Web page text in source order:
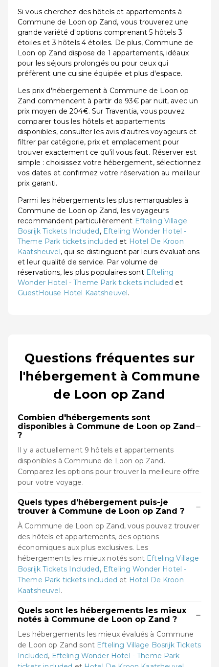
Si vous cherchez des hôtels et appartements à
Commune de Loon op Zand, vous trouverez une
grande variété d'options comprenant 5 hôtels 3
étoiles et 3 hôtels 4 étoiles. De plus, Commune de
Loon op Zand dispose de 1 appartements, idéaux
pour les séjours prolongés ou pour ceux qui
préfèrent une cuisine équipée et plus d'espace.
Les prix d'hébergement à Commune de Loon op
Zand commencent à partir de 93€ par nuit, avec un
prix moyen de 204€. Sur Traventia, vous pouvez
comparer tous les hôtels et appartements
disponibles, consulter les avis d'autres voyageurs et
filtrer par catégorie, prix et emplacement pour
trouver exactement ce qu'il vous faut. Réserver est
simple : choisissez votre hébergement, sélectionnez
vos dates et confirmez votre réservation au meilleur
prix garanti.
Parmi les hébergements les plus remarquables à
Commune de Loon op Zand, les voyageurs
recommandent particulièrement Efteling Village
Bosrijk Tickets Included, Efteling Wonder Hotel -
Theme Park tickets included et Hotel De Kroon
Kaatsheuvel, qui se distinguent par leurs évaluations
et leur qualité de service. Par volume de
réservations, les plus populaires sont Efteling
Wonder Hotel - Theme Park tickets included et
GuestHouse Hotel Kaatsheuvel.
Questions fréquentes sur
l'hébergement à Commune
de Loon op Zand
Combien d'hébergements sont
disponibles à Commune de Loon op Zand
?
−
Il y a actuellement 9 hôtels et appartements
disponibles à Commune de Loon op Zand.
Comparez les options pour trouver la meilleure offre
pour votre voyage.
Quels types d'hébergement puis-je
trouver à Commune de Loon op Zand ?
−
À Commune de Loon op Zand, vous pouvez trouver
des hôtels et appartements, des options
économiques aux plus exclusives. Les
hébergements les mieux notés sont Efteling Village
Bosrijk Tickets Included, Efteling Wonder Hotel -
Theme Park tickets included et Hotel De Kroon
Kaatsheuvel.
Quels sont les hébergements les mieux
notés à Commune de Loon op Zand ?
−
Les hébergements les mieux évalués à Commune
de Loon op Zand sont Efteling Village Bosrijk Tickets
Included, Efteling Wonder Hotel - Theme Park